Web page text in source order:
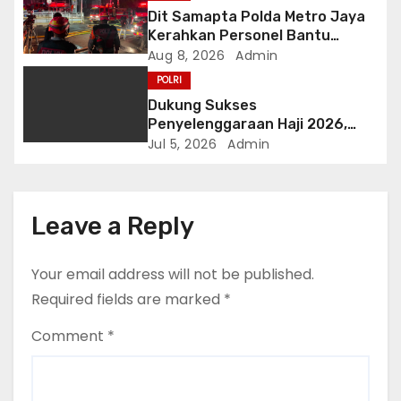
o
n
Dit Samapta Polda Metro Jaya
Kerahkan Personel Bantu
Tangani Kebakaran Gedung
Bapenda
Aug 8, 2026 Admin
POLRI
Dukung Sukses
Penyelenggaraan Haji 2026,
Polri Terima Penghargaan dari
Jul 5, 2026 Admin
Leave a Reply
Your email address will not be published.
Required fields are marked *
Comment *